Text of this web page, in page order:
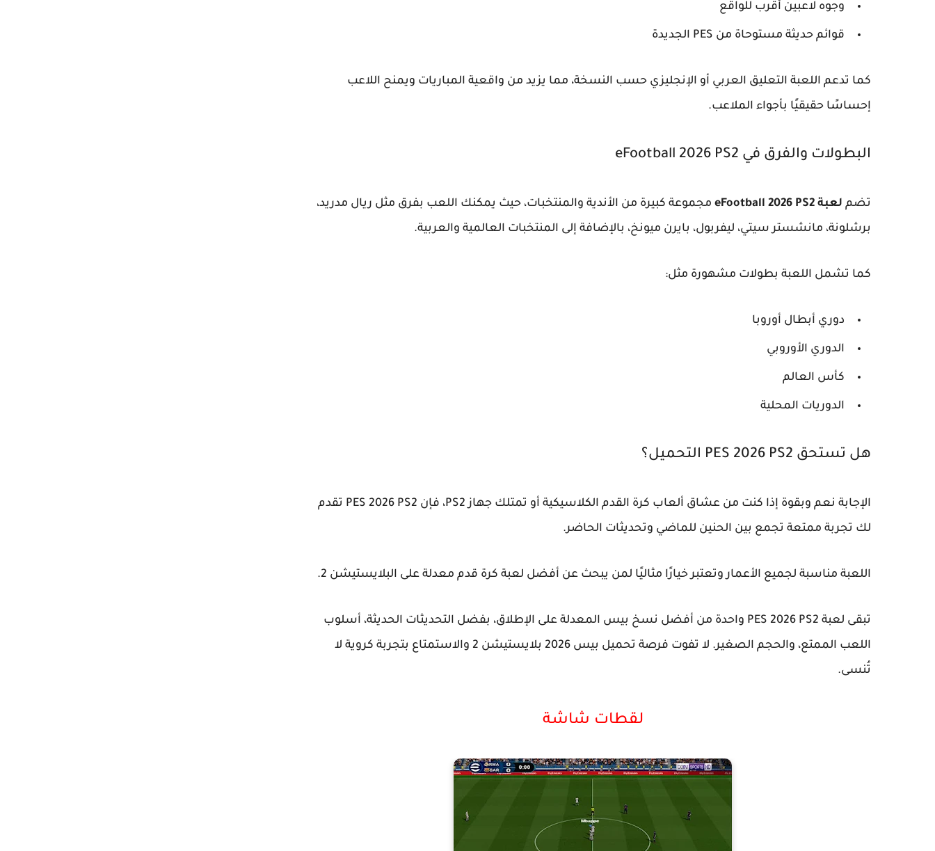
وجوه لاعبين أقرب للواقع
قوائم حديثة مستوحاة من PES الجديدة
كما تدعم اللعبة التعليق العربي أو الإنجليزي حسب النسخة، مما يزيد من واقعية المباريات ويمنح اللاعب
إحساسًا حقيقيًا بأجواء الملاعب.
البطولات والفرق في eFootball 2026 PS2
تضم لعبة eFootball 2026 PS2
مجموعة كبيرة من الأندية والمنتخبات، حيث يمكنك اللعب بفرق مثل ريال مدريد،
برشلونة، مانشستر سيتي، ليفربول، بايرن ميونخ، بالإضافة إلى المنتخبات العالمية والعربية.
كما تشمل اللعبة بطولات مشهورة مثل:
دوري أبطال أوروبا
الدوري الأوروبي
كأس العالم
الدوريات المحلية
هل تستحق PES 2026 PS2 التحميل؟
الإجابة نعم وبقوة إذا كنت من عشاق ألعاب كرة القدم الكلاسيكية أو تمتلك جهاز PS2، فإن PES 2026 PS2 تقدم
لك تجربة ممتعة تجمع بين الحنين للماضي وتحديثات الحاضر.
اللعبة مناسبة لجميع الأعمار وتعتبر خيارًا مثاليًا لمن يبحث عن أفضل لعبة كرة قدم معدلة على البلايستيشن 2.
تبقى لعبة PES 2026 PS2
واحدة من أفضل نسخ بيس المعدلة على الإطلاق، بفضل التحديثات الحديثة، أسلوب
اللعب الممتع، والحجم الصغير. لا تفوت فرصة تحميل بيس 2026 بلايستيشن 2
والاستمتاع بتجربة كروية لا
تُنسى.
لقطات شاشة